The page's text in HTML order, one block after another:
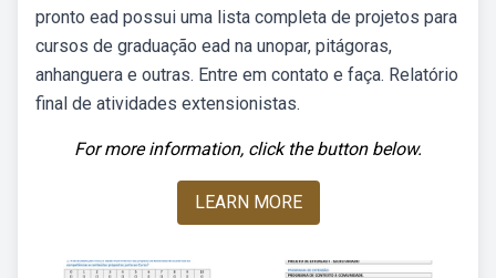
pronto ead possui uma lista completa de projetos para
cursos de graduação ead na unopar, pitágoras,
anhanguera e outras. Entre em contato e faça. Relatório
final de atividades extensionistas.
For more information, click the button below.
LEARN MORE